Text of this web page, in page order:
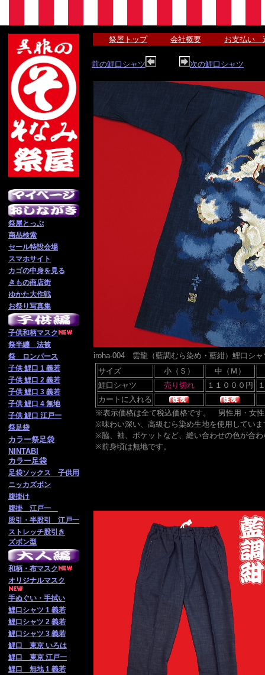
祭屋とっぷ
商品検索
セール特設会場
スマホサイト
カゴの中身を見る
きもの商店街
ゆかた大作戦
お祭り写真集
子供和柄マスク
祭半纏 法被
祭 ロンパース
子供 鯉口 1 義若
子供 鯉口 2 義若
子供 鯉口 3 義若
子供 鯉口 4 無地
子供 鯉口 江戸一
祭足袋
カラー祭足袋
NINTABI
カラー足袋
足袋ソックス 子供用
ニッカズボン
腹掛け
腹掛 江戸一
股引・半股引 江戸一
ストレッチ股引き
ズボン型
和柄・布マスク
オリジナルマスク
手ぬぐい・手拭い
鯉口シャツ 1 義若
鯉口シャツ 2 義若
鯉口シャツ 3 義若
鯉口 東京 いろは
鯉口 東京 江戸一
鯉口 無地 1 義若
祭屋トップ 会社概要 お支払い
前の鯉口シャツ 次の鯉口シャツ
iroha-004 雲龍（藍調むら染め・藍紺）鯉口
サイズ
小（Ｓ）
中（Ｍ）
鯉口シャツ
カートに入れる
※表示価格は全て税込価格です。 男性用・女
※味わい深い、高級むら染め生地を使用していま
※脇、袖、ポケットなど、縫い合わせの色が合
※前身頃は無地です。